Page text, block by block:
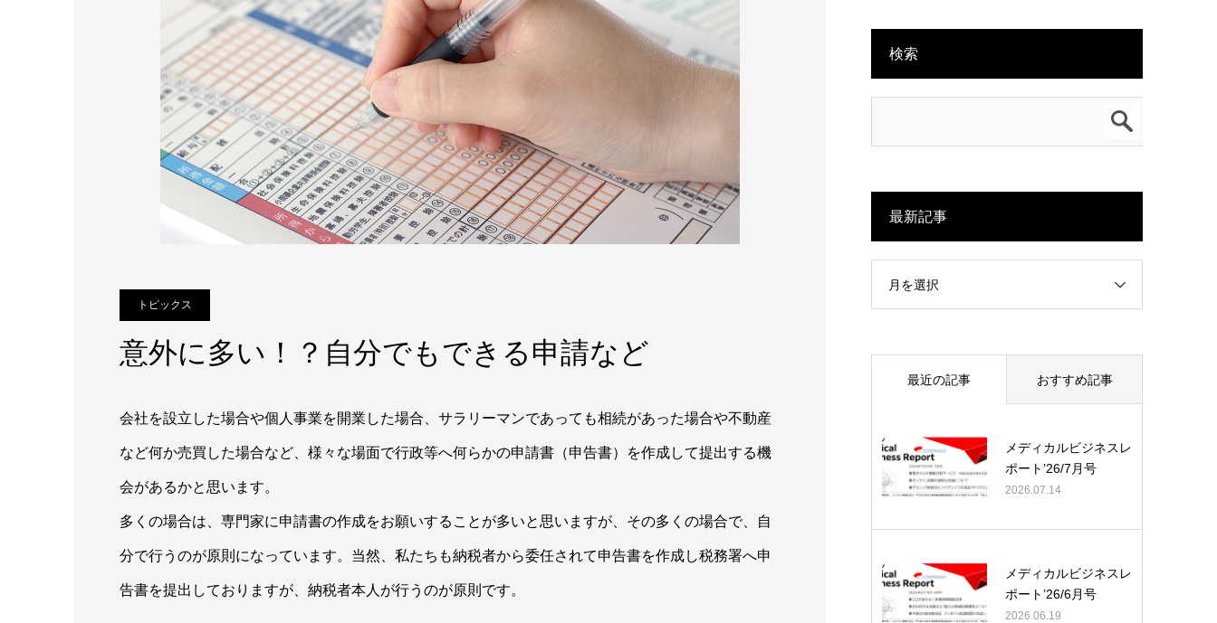
トピックス
意外に多い！？自分でもできる申請など
会社を設立した場合や個人事業を開業した場合、サラリーマンであっても相続があった場合や不動産
など何か売買した場合など、様々な場面で行政等へ何らかの申請書（申告書）を作成して提出する機
会があるかと思います。
多くの場合は、専門家に申請書の作成をお願いすることが多いと思いますが、その多くの場合で、自
分で行うのが原則になっています。当然、私たちも納税者から委任されて申告書を作成し税務署へ申
告書を提出しておりますが、納税者本人が行うのが原則です。
検索
最新記事
月を選択
最近の記事 おすすめ記事
メディカルビジネスレ
ポート’26/7月号
2026.07.14
メディカルビジネスレ
ポート’26/6月号
2026.06.19